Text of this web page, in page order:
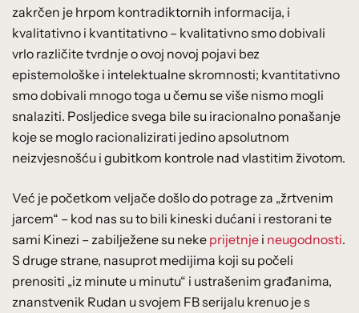
zakrčen je hrpom kontradiktornih informacija, i
kvalitativno i kvantitativno – kvalitativno smo dobivali
vrlo različite tvrdnje o ovoj novoj pojavi bez
epistemološke i intelektualne skromnosti; kvantitativno
smo dobivali mnogo toga u čemu se više nismo mogli
snalaziti. Posljedice svega bile su iracionalno ponašanje
koje se moglo racionalizirati jedino apsolutnom
neizvjesnošću i gubitkom kontrole nad vlastitim životom.
Već je početkom veljače došlo do potrage za „žrtvenim
jarcem“ – kod nas su to bili kineski dućani i restorani te
sami Kinezi – zabilježene su neke prijetnje i neugodnosti.
S druge strane, nasuprot medijima koji su počeli
prenositi „iz minute u minutu“ i ustrašenim građanima,
znanstvenik Rudan u svojem FB serijalu krenuo je s